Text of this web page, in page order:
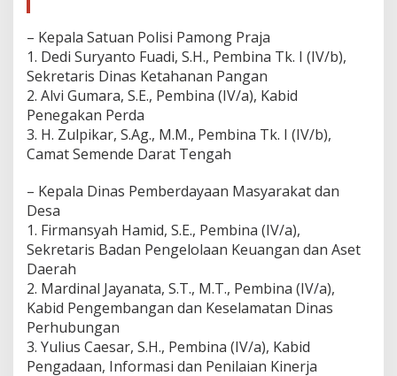
– Kepala Satuan Polisi Pamong Praja
1. Dedi Suryanto Fuadi, S.H., Pembina Tk. I (IV/b),
Sekretaris Dinas Ketahanan Pangan
2. Alvi Gumara, S.E., Pembina (IV/a), Kabid
Penegakan Perda
3. H. Zulpikar, S.Ag., M.M., Pembina Tk. I (IV/b),
Camat Semende Darat Tengah
– Kepala Dinas Pemberdayaan Masyarakat dan
Desa
1. Firmansyah Hamid, S.E., Pembina (IV/a),
Sekretaris Badan Pengelolaan Keuangan dan Aset
Daerah
2. Mardinal Jayanata, S.T., M.T., Pembina (IV/a),
Kabid Pengembangan dan Keselamatan Dinas
Perhubungan
3. Yulius Caesar, S.H., Pembina (IV/a), Kabid
Pengadaan, Informasi dan Penilaian Kinerja